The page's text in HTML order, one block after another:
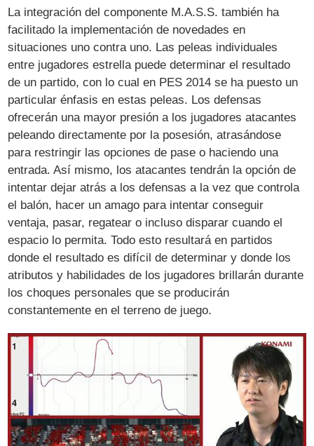
La integración del componente M.A.S.S. también ha
facilitado la implementación de novedades en
situaciones uno contra uno. Las peleas individuales
entre jugadores estrella puede determinar el resultado
de un partido, con lo cual en PES 2014 se ha puesto un
particular énfasis en estas peleas. Los defensas
ofrecerán una mayor presión a los jugadores atacantes
peleando directamente por la posesión, atrasándose
para restringir las opciones de pase o haciendo una
entrada. Así mismo, los atacantes tendrán la opción de
intentar dejar atrás a los defensas a la vez que controla
el balón, hacer un amago para intentar conseguir
ventaja, pasar, regatear o incluso disparar cuando el
espacio lo permita. Todo esto resultará en partidos
donde el resultado es difícil de determinar y donde los
atributos y habilidades de los jugadores brillarán durante
los choques personales que se producirán
constantemente en el terreno de juego.